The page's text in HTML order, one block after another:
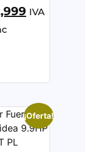
IVA
¡Oferta!